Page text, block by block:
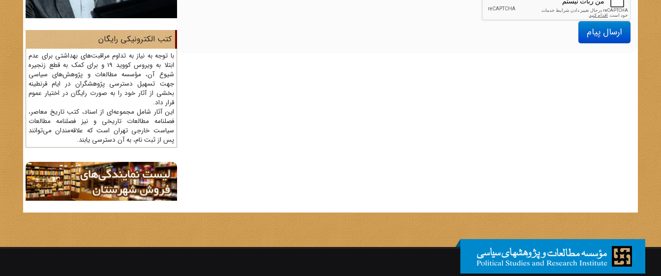
ارسال پیام
کتب الکترونیکی رایگان
با توجه به نیاز به تداوم مراقبت‌های بهداشتی برای عدم
ابتلا به ویروس کووید 19 و برای کمک به قطع زنجیره
شیوع آن، مؤسسه مطالعات و پژوهش‌های سیاسی
جهت تسهیل دسترسی پژوهشگران در ایام قرنطینه
بخشی از آثار خود را به صورت رایگان در اختیار عموم
قرار داد.
این آثار شامل مجموعه‌ای از اسناد، کتب تاریخ معاصر،
فصلنامه‌ مطالعات تاریخی و نیز فصلنامه مطالعات
سیاست خارجی تهران است که علاقه‌مندان می‌توانند
پس از ثبت نام، به آن دسترسی یابند.